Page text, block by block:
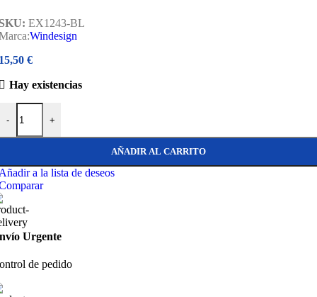
EX1243-BL
Windesign
€
Hay existencias
-
– Grimpola Pro Wind azul EX1243BL cantidad
+
AÑADIR AL CARRITO
a la lista de deseos
Urgente
de pedido